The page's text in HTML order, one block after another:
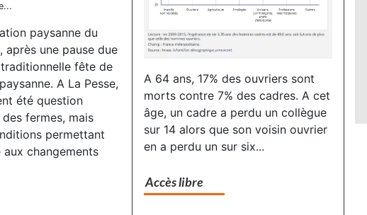
paysanne du
après une pause due
fête de
A La Pesse,
été question
fermes, mais
permettant
changements
A 64 ans, 17% des ouvriers sont
morts contre 7% des cadres. A cet
âge, un cadre a perdu un collègue
sur 14 alors que son voisin ouvrier
en a perdu un sur six...
Accès libre